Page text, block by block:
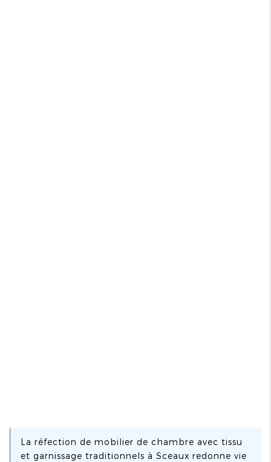
La réfection de mobilier de chambre avec tissu
et garnissage traditionnels à Sceaux redonne vie